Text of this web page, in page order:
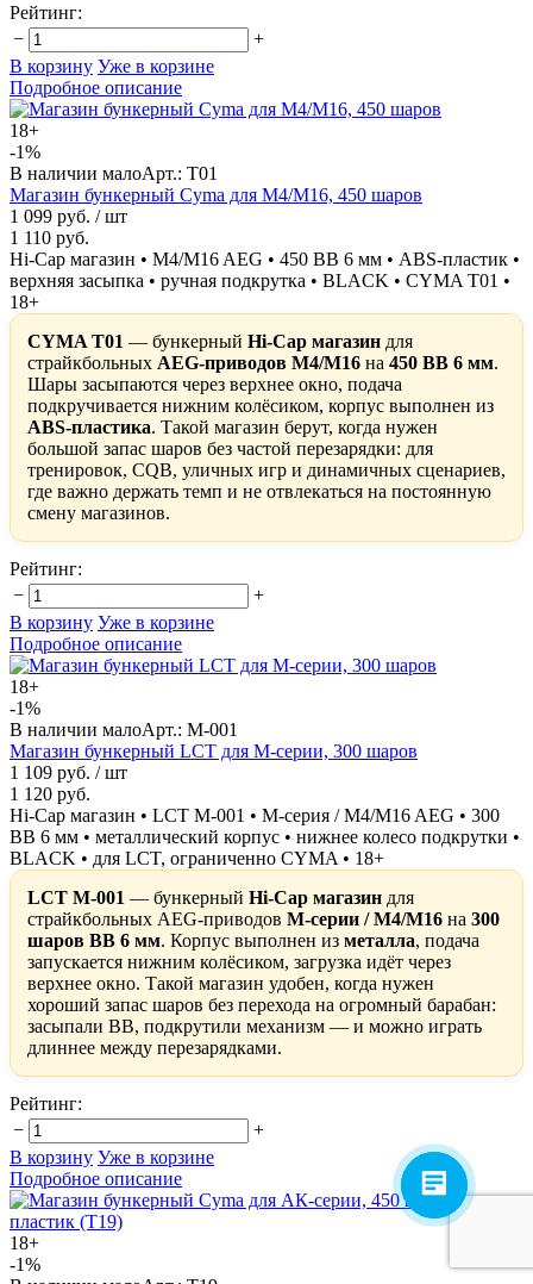
Рейтинг:
−
+
В корзину Уже в корзине
Подробное описание
18+
-1%
В наличии малоАрт.: T01
Магазин бункерный Cyma для M4/M16, 450 шаров
1 099 руб. / шт
1 110 руб.
Hi-Cap магазин • M4/M16 AEG • 450 BB 6 мм • ABS-пластик •
верхняя засыпка • ручная подкрутка • BLACK • CYMA T01 •
18+
CYMA T01 — бункерный Hi-Cap магазин для
страйкбольных AEG-приводов M4/M16 на 450 BB 6 мм.
Шары засыпаются через верхнее окно, подача
подкручивается нижним колёсиком, корпус выполнен из
ABS-пластика. Такой магазин берут, когда нужен
большой запас шаров без частой перезарядки: для
тренировок, CQB, уличных игр и динамичных сценариев,
где важно держать темп и не отвлекаться на постоянную
смену магазинов.
Рейтинг:
−
+
В корзину Уже в корзине
Подробное описание
18+
-1%
В наличии малоАрт.: M-001
Магазин бункерный LCT для M-серии, 300 шаров
1 109 руб. / шт
1 120 руб.
Hi-Cap магазин • LCT M-001 • M-серия / M4/M16 AEG • 300
BB 6 мм • металлический корпус • нижнее колесо подкрутки •
BLACK • для LCT, ограниченно CYMA • 18+
LCT M-001 — бункерный Hi-Cap магазин для
страйкбольных AEG-приводов M-серии / M4/M16 на 300
шаров BB 6 мм. Корпус выполнен из металла, подача
запускается нижним колёсиком, загрузка идёт через
верхнее окно. Такой магазин удобен, когда нужен
хороший запас шаров без перехода на огромный барабан:
засыпали BB, подкрутили механизм — и можно играть
длиннее между перезарядками.
Рейтинг:
−
+
В корзину Уже в корзине
Подробное описание
18+
-1%